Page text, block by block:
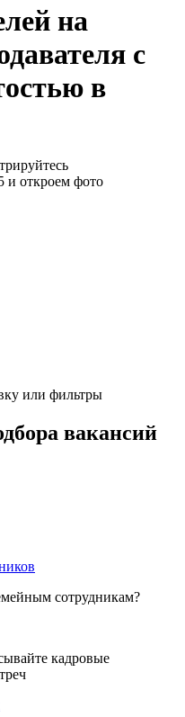
на
с
в
и откроем фото
или фильтры
вакансий
сотрудникам?
кадровые